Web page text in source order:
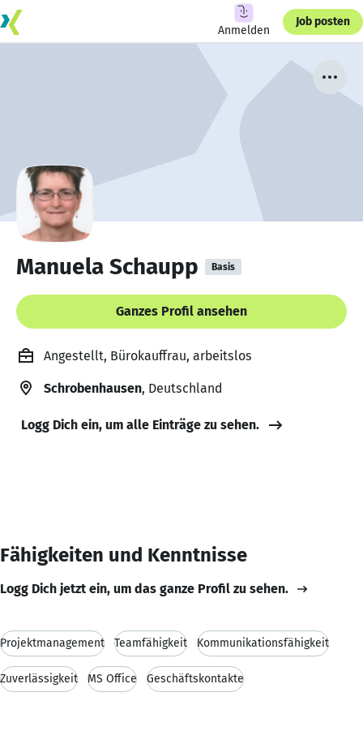
Anmelden
Job posten
Manuela Schaupp Basis
Ganzes Profil ansehen
Angestellt, Bürokauffrau, arbeitslos
Schrobenhausen, Deutschland
Logg Dich ein, um alle Einträge zu sehen.
Fähigkeiten und Kenntnisse
Logg Dich jetzt ein, um das ganze Profil zu sehen.
Projektmanagement Teamfähigkeit Kommunikationsfähigkeit
Zuverlässigkeit MS Office Geschäftskontakte